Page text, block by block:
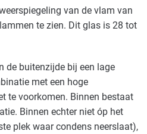
van de vlam van
te zien. Dit glas is 28 tot
de buitenzijde bij een lage
met een hoge
te voorkomen. Binnen bestaat
Binnen echter niet óp het
plek waar condens neerslaat),